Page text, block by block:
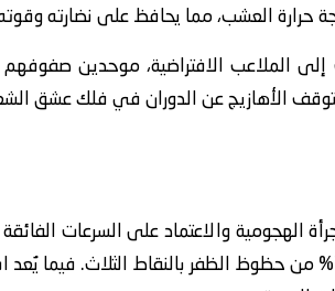
حرارة العشب، مما يحافظ على نضارته
الملاعب الافتراضية، موحدين
الأهازيج عن الدوران في فلك عشق
الهجومية والاعتماد على السرعات
على أن الفريق الذي سيسجل أولاً سيمتلك نسبة 70% من حظوظ الظفر